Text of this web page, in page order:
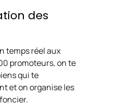
des
temps réel aux
promoteurs, on te
qui te
et on organise les